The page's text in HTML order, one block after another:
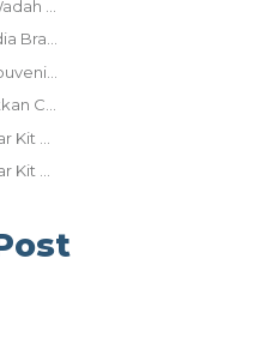
Menjadi Souvenir Kenang kenangan